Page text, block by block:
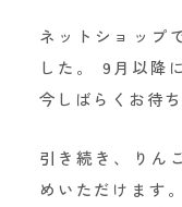
ネットショップ
した。 9月以降
今しばらくお待ち
引き続き、りん
めいただけます